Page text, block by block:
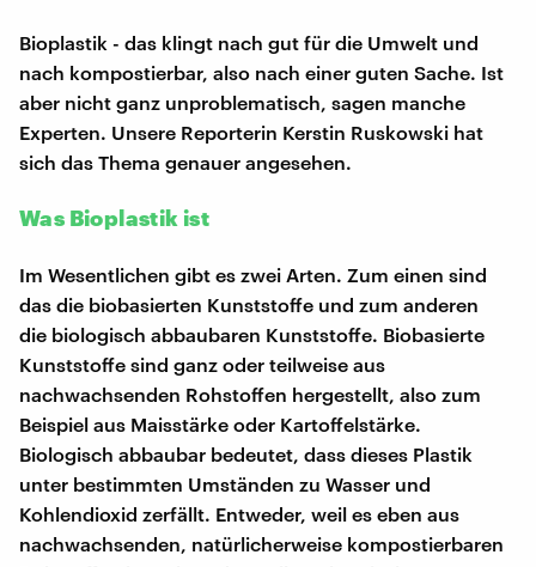
Bioplastik - das klingt nach gut für die Umwelt und
nach kompostierbar, also nach einer guten Sache. Ist
aber nicht ganz unproblematisch, sagen manche
Experten. Unsere Reporterin Kerstin Ruskowski hat
sich das Thema genauer angesehen.
Was Bioplastik ist
Im Wesentlichen gibt es zwei Arten. Zum einen sind
das die biobasierten Kunststoffe und zum anderen
die biologisch abbaubaren Kunststoffe. Biobasierte
Kunststoffe sind ganz oder teilweise aus
nachwachsenden Rohstoffen hergestellt, also zum
Beispiel aus Maisstärke oder Kartoffelstärke.
Biologisch abbaubar bedeutet, dass dieses Plastik
unter bestimmten Umständen zu Wasser und
Kohlendioxid zerfällt. Entweder, weil es eben aus
nachwachsenden, natürlicherweise kompostierbaren